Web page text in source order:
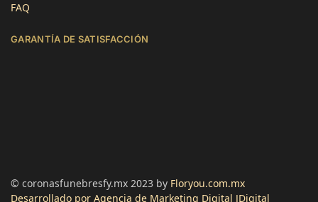
FAQ
GARANTÍA DE SATISFACCIÓN
© coronasfunebresfy.mx 2023 by Floryou.com.mx
Desarrollado por Agencia de Marketing Digital JDigital
Cliente verificado
Útil? Sí